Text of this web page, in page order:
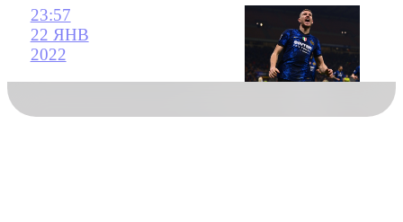
23:57
22 ЯНВ
2022